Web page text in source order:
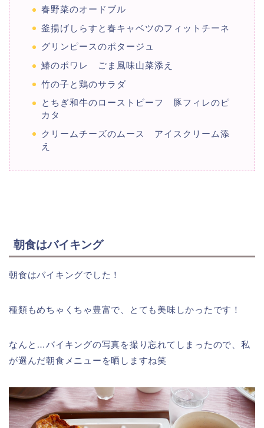
春野菜のオードブル
釜揚げしらすと春キャベツのフィットチーネ
グリンピースのポタージュ
鰆のポワレ ごま風味山菜添え
竹の子と鶏のサラダ
とちぎ和牛のローストビーフ 豚フィレのピ
カタ
クリームチーズのムース アイスクリーム添
え
朝食はバイキング
朝食はバイキングでした！
種類もめちゃくちゃ豊富で、とても美味しかったです！
なんと…バイキングの写真を撮り忘れてしまったので、私
が選んだ朝食メニューを晒しますね笑